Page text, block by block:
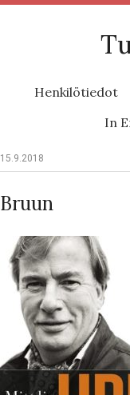
Henkilötiedot
In
15.9.2018
Bruun